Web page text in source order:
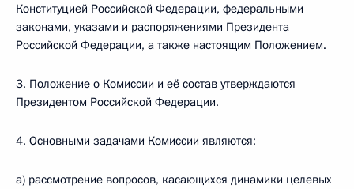
Конституцией Российской Федерации, федеральными
законами, указами и распоряжениями Президента
Российской Федерации, а также настоящим Положением.
3. Положение о Комиссии и её состав утверждаются
Президентом Российской Федерации.
4. Основными задачами Комиссии являются:
а) рассмотрение вопросов, касающихся динамики целевых